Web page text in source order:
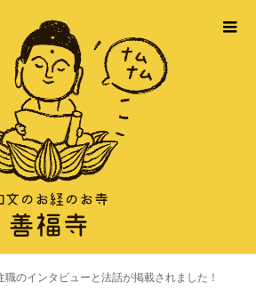
職のインタビューと法話が掲載されました！